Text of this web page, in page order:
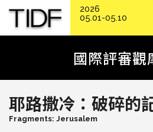
國際評審觀
耶路撒冷：破碎的
Fragments: Jerusalem
2026
05.01-05.10